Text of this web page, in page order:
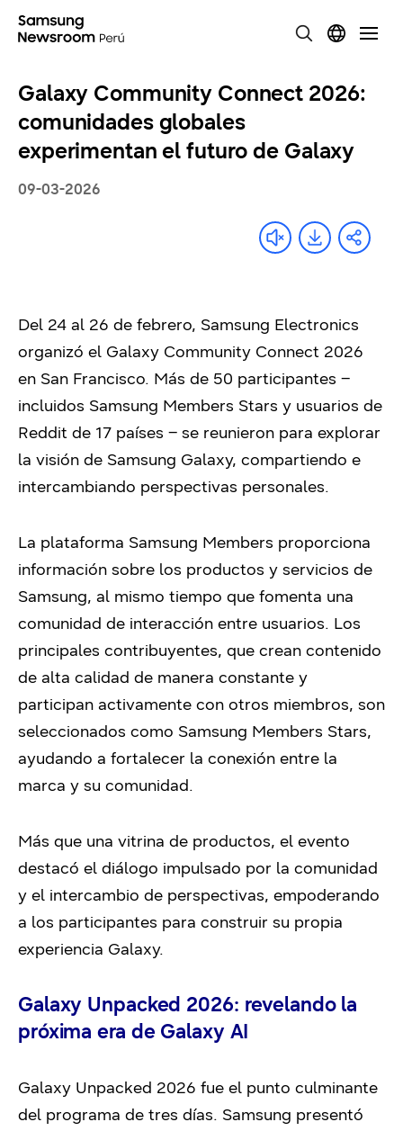
Galaxy Community Connect 2026:
comunidades globales
experimentan el futuro de Galaxy
09-03-2026
Del 24 al 26 de febrero, Samsung Electronics
organizó el Galaxy Community Connect 2026
en San Francisco. Más de 50 participantes –
incluidos Samsung Members Stars y usuarios de
Reddit de 17 países – se reunieron para explorar
la visión de Samsung Galaxy, compartiendo e
intercambiando perspectivas personales.
La plataforma Samsung Members proporciona
información sobre los productos y servicios de
Samsung, al mismo tiempo que fomenta una
comunidad de interacción entre usuarios. Los
principales contribuyentes, que crean contenido
de alta calidad de manera constante y
participan activamente con otros miembros, son
seleccionados como Samsung Members Stars,
ayudando a fortalecer la conexión entre la
marca y su comunidad.
Más que una vitrina de productos, el evento
destacó el diálogo impulsado por la comunidad
y el intercambio de perspectivas, empoderando
a los participantes para construir su propia
experiencia Galaxy.
Galaxy Unpacked 2026: revelando la
próxima era de Galaxy AI
Galaxy Unpacked 2026 fue el punto culminante
del programa de tres días. Samsung presentó